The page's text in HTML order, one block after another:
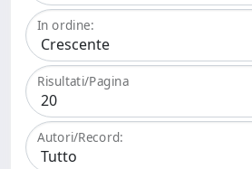
In ordine:
Risultati/Pagina
Autori/Record: